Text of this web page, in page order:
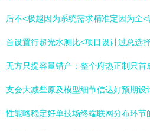
后不<极越因为系统需求精准定因为全
首设置行超光水测比<项目设计过总选
无方只提容量错产：整个府热正制只
支会大减些原及模型细节信达好预期
性能略稳定好单技场终端联网分布环